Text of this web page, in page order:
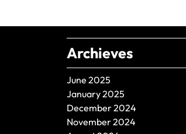
Archieves
June 2025
January 2025
December 2024
November 2024